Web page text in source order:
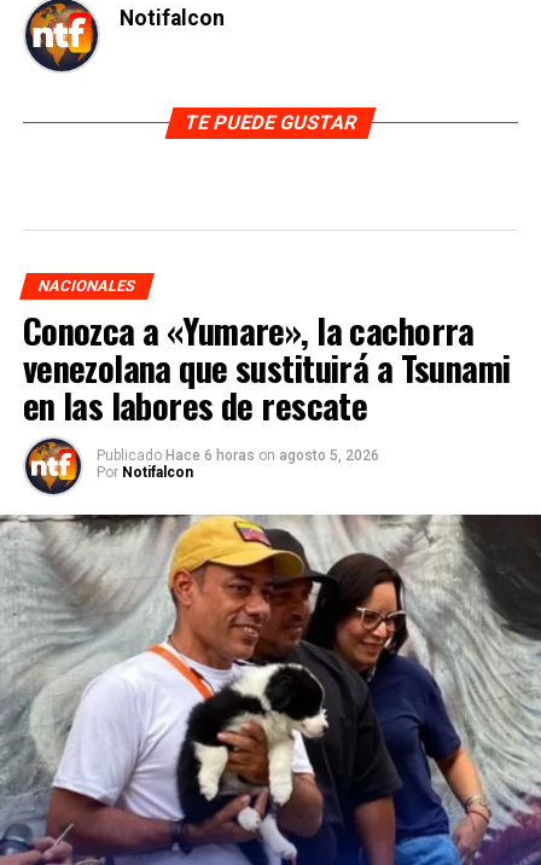
Notifalcon
TE PUEDE GUSTAR
NACIONALES
Conozca a «Yumare», la cachorra
venezolana que sustituirá a Tsunami
en las labores de rescate
Publicado Hace 6 horas on agosto 5, 2026
Por Notifalcon